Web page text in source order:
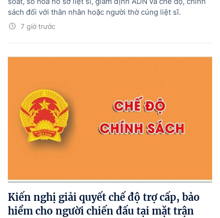
7 giờ trước
sách đối với thân nhân hoặc người thờ cúng liệt sĩ.
Kiến nghị giải quyết chế độ trợ cấp, bảo
hiểm cho người chiến đấu tại mặt trận